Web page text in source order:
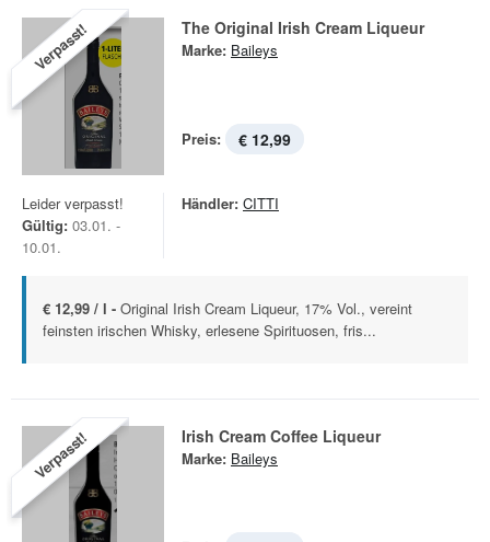
Verpasst! The Original Irish Cream Liqueur
Marke: Baileys
Preis: € 12,99
Leider verpasst!
Gültig: 03.01. -
10.01.
Händler: CITTI
€ 12,99 / l - Original Irish Cream Liqueur, 17% Vol., vereint
feinsten irischen Whisky, erlesene Spirituosen, fris...
Verpasst! Irish Cream Coffee Liqueur
Marke: Baileys